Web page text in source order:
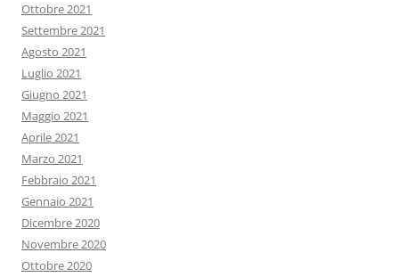
Ottobre 2021
Settembre 2021
Agosto 2021
Luglio 2021
Giugno 2021
Maggio 2021
Aprile 2021
Marzo 2021
Febbraio 2021
Gennaio 2021
Dicembre 2020
Novembre 2020
Ottobre 2020